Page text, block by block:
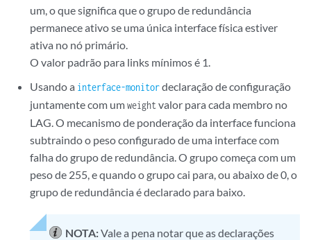
um, o que significa que o grupo de redundância
permanece ativo se uma única interface física estiver
ativa no nó primário.
O valor padrão para links mínimos é 1.
Usando a interface-monitordeclaração de configuração
juntamente com umweightvalor para cada membro no
LAG. O mecanismo de ponderação da interface funciona
subtraindo o peso configurado de uma interface com
falha do grupo de redundância. O grupo começa com um
peso de 255, e quando o grupo cai para, ou abaixo de 0, o
grupo de redundância é declarado para baixo.
NOTA:Vale a pena notar que as declarações